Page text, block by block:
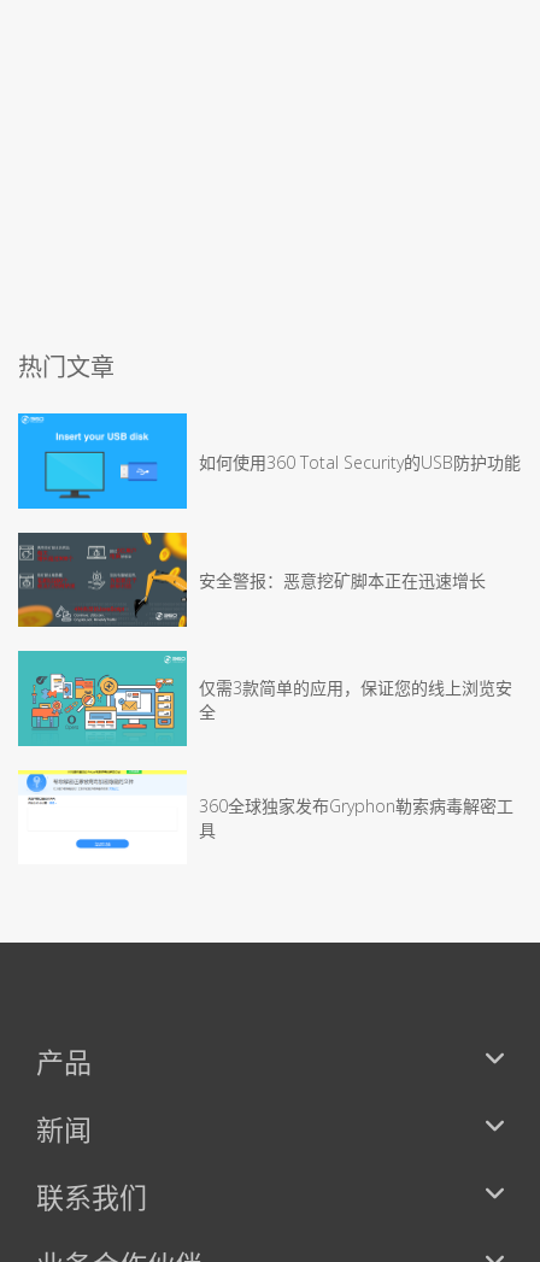
热门文章
如何使用360 Total Security的USB防护功能
安全警报：恶意挖矿脚本正在迅速增长
仅需3款简单的应用，保证您的线上浏览安
全
360全球独家发布Gryphon勒索病毒解密工
具
产品
新闻
联系我们